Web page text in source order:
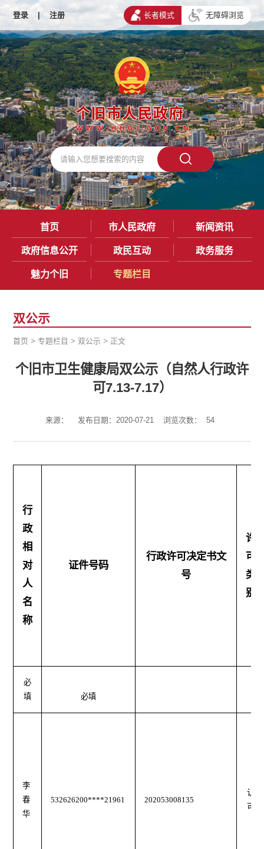
登录 | 注册 长者模式 无障碍浏览
首页 市人民政府 新闻资讯
政府信息公开 政民互动 政务服务
魅力个旧 专题栏目
双公示
首页 >专题栏目 > 双公示 > 正文
个旧市卫生健康局双公示（自然人行政许
可7.13-7.17）
来源： 发布日期：2020-07-21 浏览次数： 54
行
政
相
对
人
名
称
证件号码
行政许可决定书文
号
许
可
类
别
必
填
必填
李
春
华
532626200****21961 202053008135
认
可